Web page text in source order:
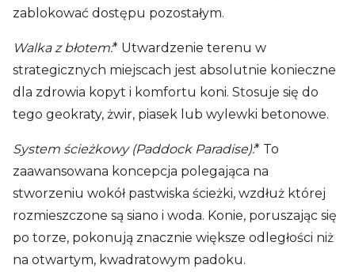
zablokować dostępu pozostałym.
Walka z błotem:* Utwardzenie terenu w
strategicznych miejscach jest absolutnie konieczne
dla zdrowia kopyt i komfortu koni. Stosuje się do
tego geokraty, żwir, piasek lub wylewki betonowe.
System ścieżkowy (Paddock Paradise):* To
zaawansowana koncepcja polegająca na
stworzeniu wokół pastwiska ścieżki, wzdłuż której
rozmieszczone są siano i woda. Konie, poruszając się
po torze, pokonują znacznie większe odległości niż
na otwartym, kwadratowym padoku.